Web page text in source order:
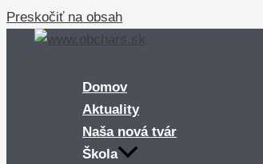
Preskočiť na obsah
Domov
Aktuality
Naša nová tvár
Škola